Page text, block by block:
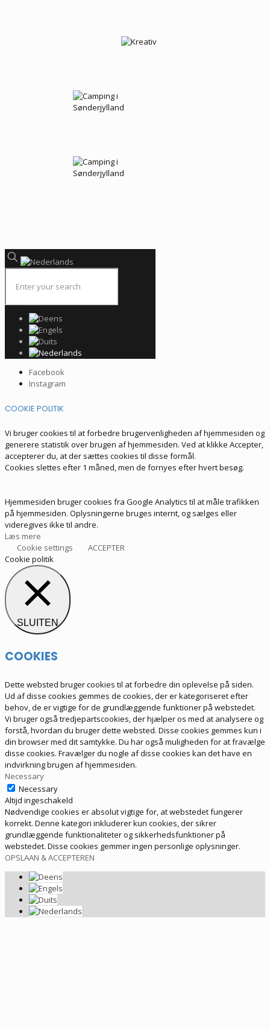
Facebook
Instagram
COOKIE POLITIK
Vi bruger cookies til at forbedre brugervenligheden af hjemmesiden og
generere statistik over brugen af hjemmesiden. Ved at klikke Accepter,
accepterer du, at der sættes cookies til disse formål.
Cookies slettes efter 1 måned, men de fornyes efter hvert besøg.
Hjemmesiden bruger cookies fra Google Analytics til at måle trafikken
på hjemmesiden. Oplysningerne bruges internt, og sælges eller
videregives ikke til andre.
Læs mere
Cookie settings
ACCEPTER
Cookie politik
SLUITEN
COOKIES
Dette websted bruger cookies til at forbedre din oplevelse på siden.
Ud af disse cookies gemmes de cookies, der er kategoriseret efter
behov, de er vigtige for de grundlæggende funktioner på webstedet.
Vi bruger også tredjepartscookies, der hjælper os med at analysere og
forstå, hvordan du bruger dette websted. Disse cookies gemmes kun i
din browser med dit samtykke. Du har også muligheden for at fravælge
disse cookies. Fravælger du nogle af disse cookies kan det have en
indvirkning brugen af hjemmesiden.
Necessary
Necessary
Altijd ingeschakeld
Nødvendige cookies er absolut vigtige for, at webstedet fungerer
korrekt. Denne kategori inkluderer kun cookies, der sikrer
grundlæggende funktionaliteter og sikkerhedsfunktioner på
webstedet. Disse cookies gemmer ingen personlige oplysninger.
OPSLAAN & ACCEPTEREN